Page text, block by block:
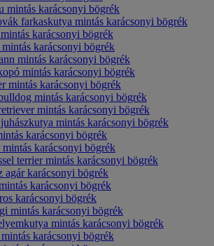
mintás karácsonyi bögrék
farkaskutya mintás karácsonyi bögrék
karácsonyi bögrék
karácsonyi bögrék
mintás karácsonyi bögrék
mintás karácsonyi bögrék
mintás karácsonyi bögrék
mintás karácsonyi bögrék
mintás karácsonyi bögrék
mintás karácsonyi bögrék
karácsonyi bögrék
mintás karácsonyi bögrék
terrier mintás karácsonyi bögrék
agár karácsonyi bögrék
karácsonyi bögrék
karácsonyi bögrék
mintás karácsonyi bögrék
mintás karácsonyi bögrék
karácsonyi bögrék